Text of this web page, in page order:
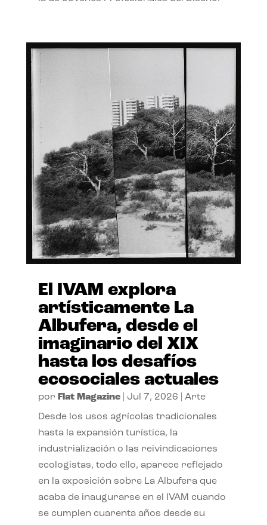
El IVAM explora
artísticamente La
Albufera, desde el
imaginario del XIX
hasta los desafíos
ecosociales actuales
por Flat Magazine| Jul 7, 2026 Arte
Desde los usos agrícolas tradicionales
hasta la expansión turística, la
industrialización o las reivindicaciones
ecologistas, todo ello, aparece reflejado
en la exposición sobre La Albufera que
acaba de inaugurarse en el IVAM cuando
se cumplen cuarenta años desde su